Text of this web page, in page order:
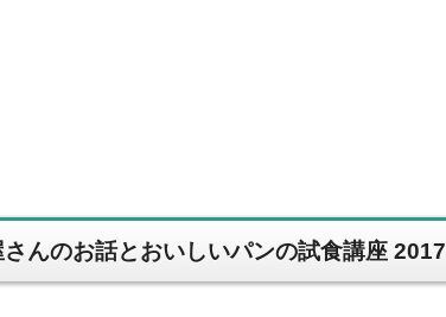
んのお話とおいしいパンの試食講座 2017